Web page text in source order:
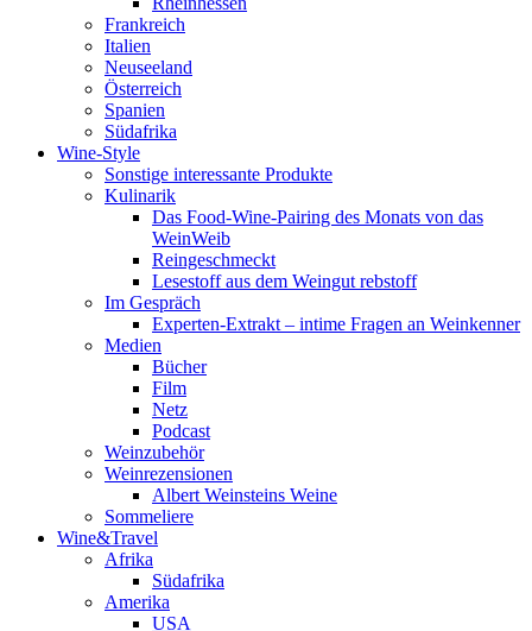
Frankreich
Italien
Neuseeland
Österreich
Spanien
Südafrika
Wine-Style
Sonstige interessante Produkte
Kulinarik
Das Food-Wine-Pairing des Monats von das
WeinWeib
Reingeschmeckt
Lesestoff aus dem Weingut rebstoff
Im Gespräch
Experten-Extrakt – intime Fragen an Weinkenner
Medien
Bücher
Film
Netz
Podcast
Weinzubehör
Weinrezensionen
Albert Weinsteins Weine
Sommeliere
Wine&Travel
Afrika
Südafrika
Amerika
USA